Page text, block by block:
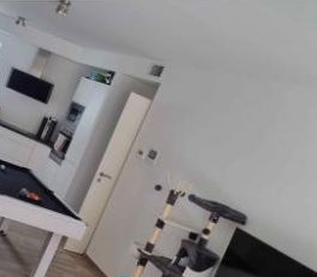
chambre se libère dans un appart 2
un premier emménagement, tout est
Disponible a partir du 15 septembre
aout). La chambre fait 9M² dans
Courbevoie derrière l'esplanade à...